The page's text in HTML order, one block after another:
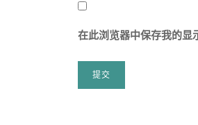
在此浏览器中保存我的显